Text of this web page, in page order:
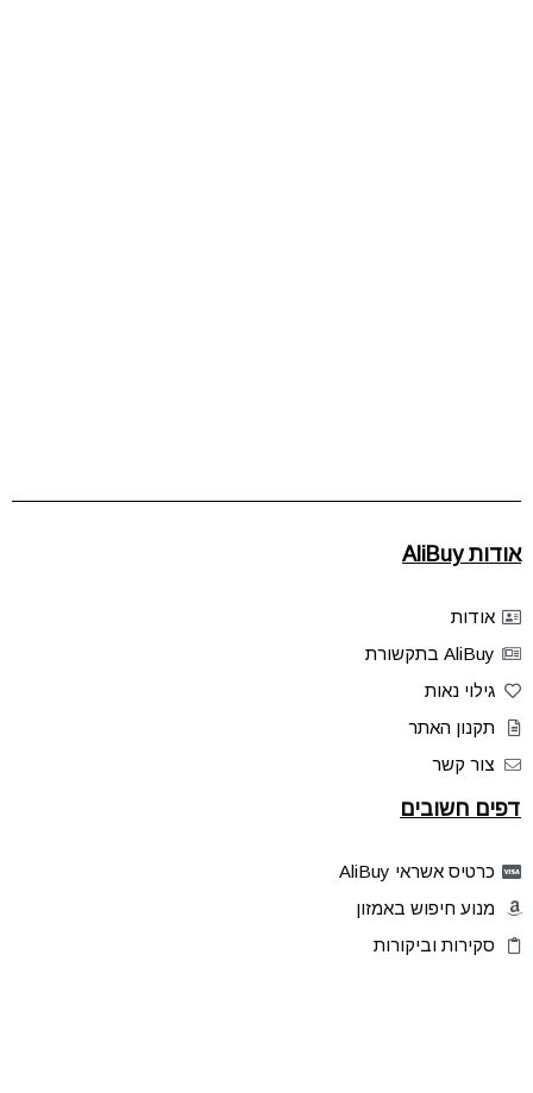
אודות AliBuy
אודות
AliBuy בתקשורת
גילוי נאות
תקנון האתר
צור קשר
דפים חשובים
כרטיס אשראי AliBuy
מנוע חיפוש באמזון
סקירות וביקורות